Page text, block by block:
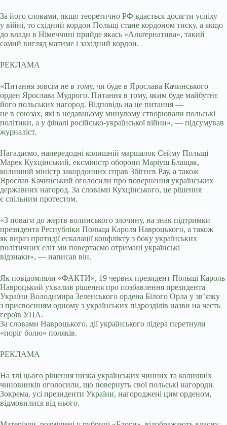
За його словами, якщо теоретично РФ вдасться досягти успіху
у війні, то східний кордон Польщі стане кордоном тиску, а якщо
до влади в Німеччині прийде якась «Альтернатива», такий
самий вигляд матиме і західний кордон.
РЕКЛАМА
«Питання зовсім не в тому, чи буде в Ярослава Качинського
орден Ярослава Мудрого. Питання в тому, яким буде майбутнє
його польських нагород. Відповідь на це питання —
не в союзах, які в недавньому минулому створювали польські
політики, а у фіналі російсько-української війни», — підсумував
журналіст.
Нагадаємо, напередодні колишній маршалок Сейму Польщі
Марек Кухцінський, ексміністр оборони Маріуш Блащак,
колишній міністр закордонних справ Збігнєв Рау, а також
Ярослав Качинський оголосили про повернення українських
державних нагород. За словами Кухцінського, це рішення
є спільним протестом.
«З поваги до жертв волинського злочину, на знак підтримки
президента Республіки Польща Кароля Навроцького, а також
як вираз протидії ескалації конфлікту з боку українських
політичних еліт ми повертаємо отримані українські
відзнаки», — написав він.
Як повідомляли «ФАКТИ», 19 червня президент Польщі Кароль
Навроцький ухвалив рішення про позбавлення президента
України Володимира Зеленського ордена Білого Орла у зв’язку
з присвоєнням одному з українських підрозділів назви на честь
героїв УПА.
За словами Навроцького, дії українського лідера перетнули
«поріг болю» поляків.
РЕКЛАМА
На тлі цього рішення низка українських чинних та колишніх
чиновників оголосили, що повернуть свої польські нагороди.
Зокрема, усі президенти України, нагороджені цим орденом,
відмовилися від нього.